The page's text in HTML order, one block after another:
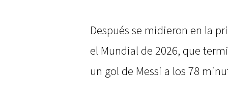
Después se midieron en la
el Mundial de 2026, que
un gol de Messi a los 78